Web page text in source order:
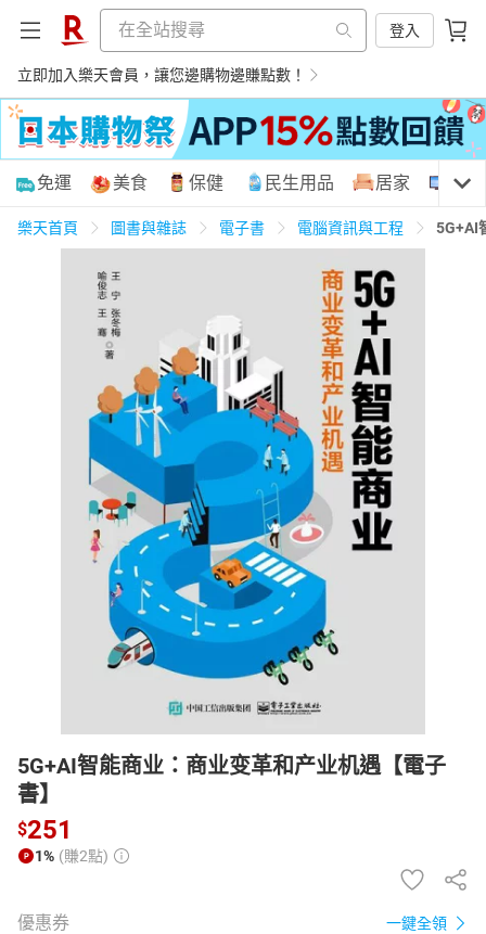
登入
立即加入樂天會員，讓您邊購物邊賺點數！
購物網分類
天天免運 養生保健 民生用品
3C家電 運動休閒 親子玩具
化妝保養 情趣用品
日本購物 電子/紙本書
HOT
免運 美食 保健 民生用品 居家 3C
樂天首頁 圖書與雜誌 電子書 電腦資訊與工程 5G+AI
5G+AI智能商业：商业变革和产业机遇【電子
書】
$251
1% (賺2點)
優惠券 一鍵全領